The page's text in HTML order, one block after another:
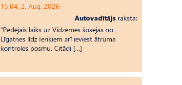
15:04, 2. Aug, 2026
Autovadītājs raksta:
“Pēdējais laiks uz Vid­ze­mes šosejas no
Līgatnes līdz Ieriķiem arī ieviest ātruma
kontroles posmu. Citādi […]